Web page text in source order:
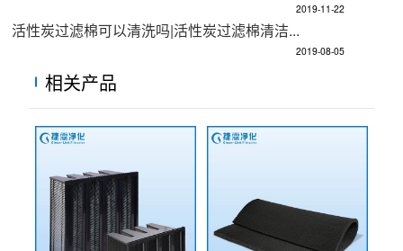
2019-11-22
活性炭过滤棉可以清洗吗|活性炭过滤棉清洁...
2019-08-05
相关产品